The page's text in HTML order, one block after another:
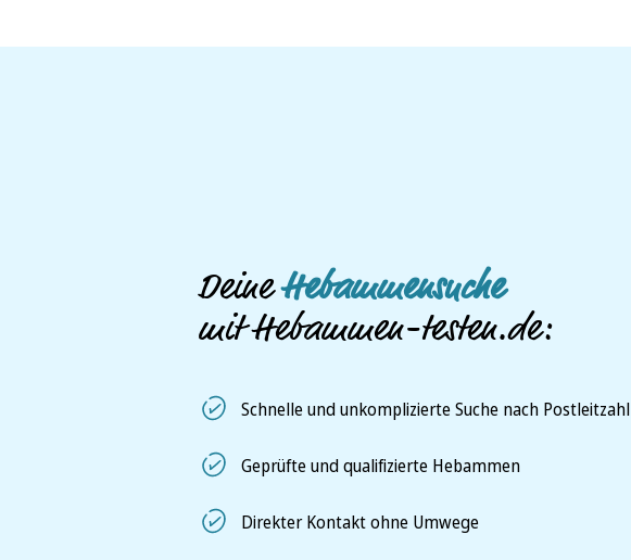
DeineHebammensuche
mit Hebammen-testen.de:
Schnelle und unkomplizierte Suche nach Postleitzahl
Geprüfte und qualifizierte Hebammen
Direkter Kontakt ohne Umwege